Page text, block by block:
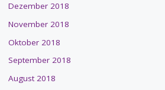
Dezember 2018
November 2018
Oktober 2018
September 2018
August 2018